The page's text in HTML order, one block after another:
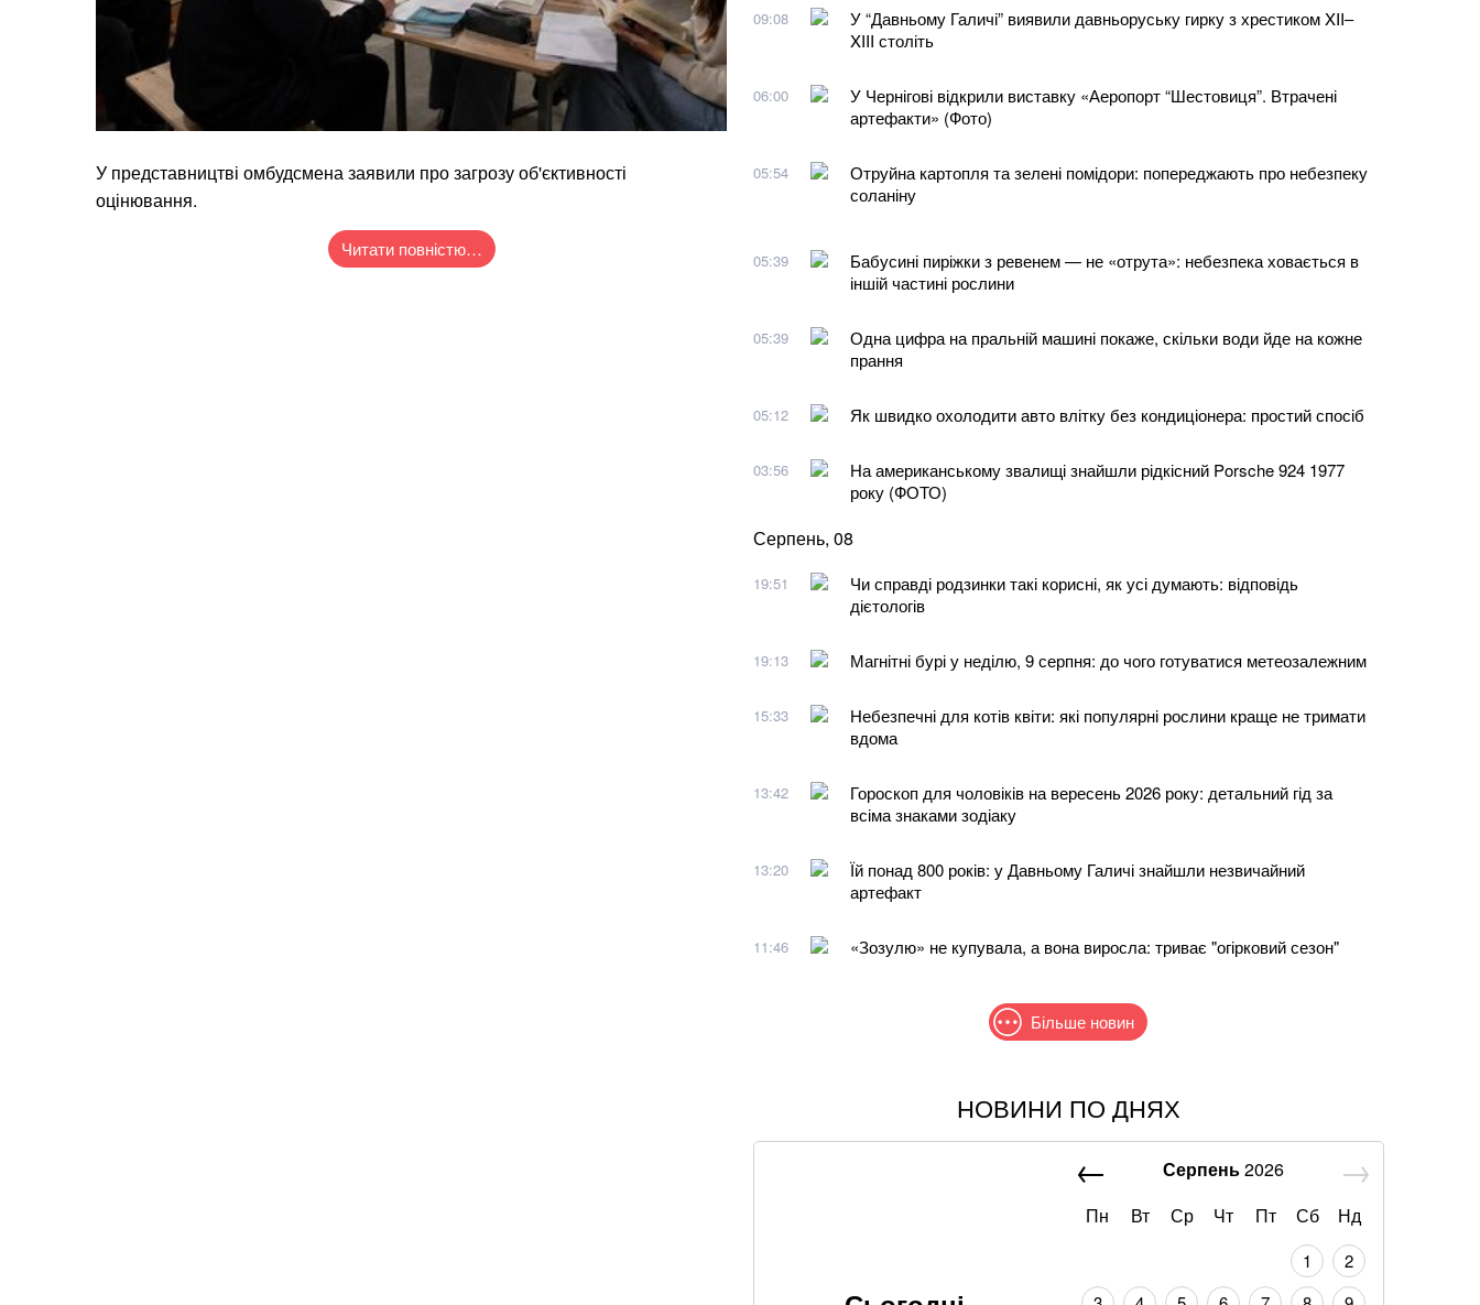
У представництві омбудсмена заявили про загрозу об'єктивності
оцінювання.
Читати повністю…
09:08
У “Давньому Галичі” виявили давньоруську гирку з хрестиком XII–
XIII століть
06:00
У Чернігові відкрили виставку «Аеропорт “Шестовиця”. Втрачені
артефакти» (Фото)
05:54
Отруйна картопля та зелені помідори: попереджають про небезпеку
соланіну
05:39
Бабусині пиріжки з ревенем — не «отрута»: небезпека ховається в
іншій частині рослини
05:39
Одна цифра на пральній машині покаже, скільки води йде на кожне
прання
05:12 Як швидко охолодити авто влітку без кондиціонера: простий спосіб
03:56
На американському звалищі знайшли рідкісний Porsche 924 1977
року (ФОТО)
Серпень, 08
19:51
Чи справді родзинки такі корисні, як усі думають: відповідь
дієтологів
19:13 Магнітні бурі у неділю, 9 серпня: до чого готуватися метеозалежним
15:33
Небезпечні для котів квіти: які популярні рослини краще не тримати
вдома
13:42
Гороскоп для чоловіків на вересень 2026 року: детальний гід за
всіма знаками зодіаку
13:20
Їй понад 800 років: у Давньому Галичі знайшли незвичайний
артефакт
11:46 «Зозулю» не купувала, а вона виросла: триває "огірковий сезон"
Більше новин
Краса! Ярослава Магучіх вразила фанатів атмосферними кадрами
Абітурієнт заявив, що йому змінили результат НМТ: перевірка
Богиня. Дружина Нещерета показала ідеальну фігуру у купальнику
НОВИНИ ПО ДНЯХ
Серпень2026
Пн
Вт Ср Чт Пт Сб Нд
1
2